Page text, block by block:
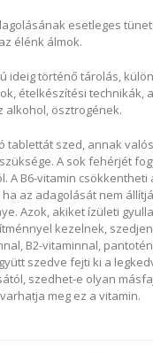
esetleges
élénk álmok.
ideig történő tárolás,
ételkészítési technikák,
alkohol, ösztrogének.
tablettát szed, annak
A sok fehérjét
A B6-vitamin
az adagolását nem
Azok, akiket ízületi
kezelnek,
B2-vitaminnal,
szedve fejti ki a
szedhet-e olyan
meg ez a vitamin.